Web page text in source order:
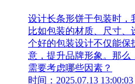
设计长条形饼干包装时，
比如包装的材质、尺寸
个好的包装设计不仅能保
意，提升品牌形象。那么
需要考虑哪些因素？
时间：2025.07.13 13:00:03